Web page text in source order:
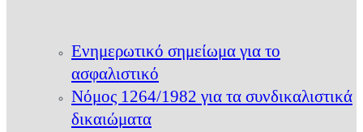
Ενημερωτικό σημείωμα για το
ασφαλιστικό
Νόμος 1264/1982 για τα συνδικαλιστικά
δικαιώματα